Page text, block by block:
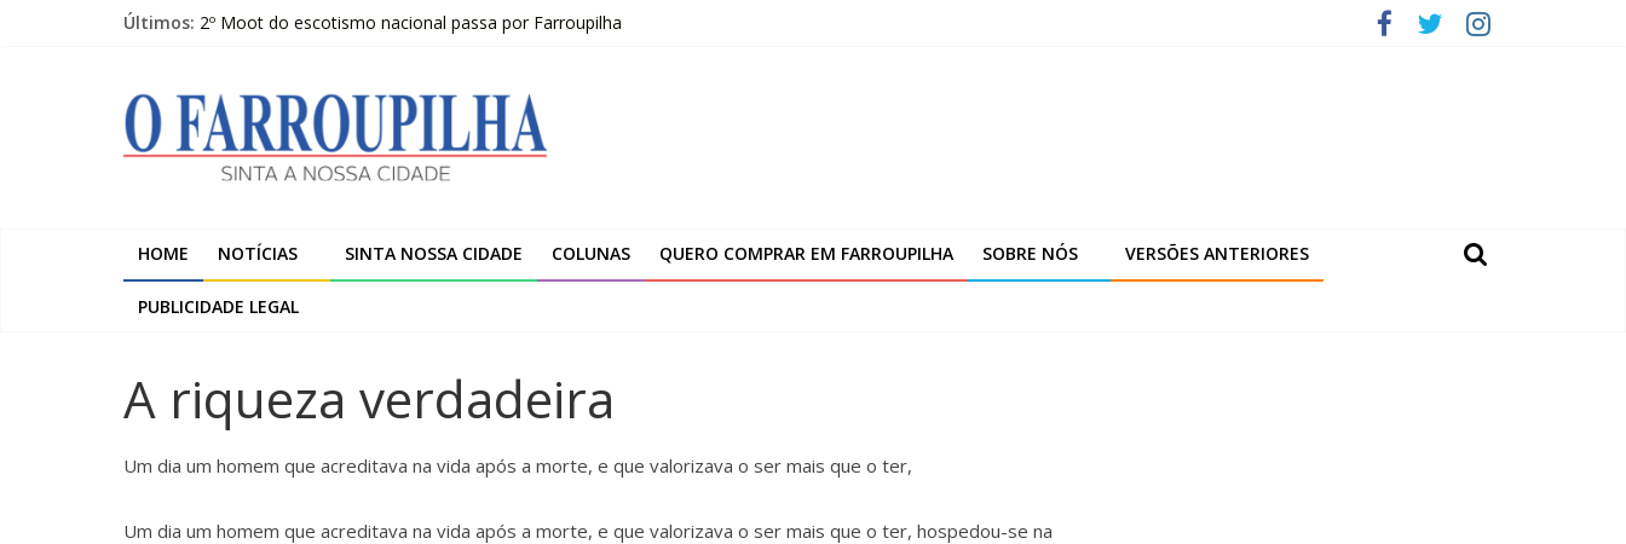
Últimos: 2º Moot do escotismo nacional passa por Farroupilha
Farroupilha recebe o 5º Festival de Inverno da Escola Pública de Música
Projeto do Moinhos de Vento ultrapassa 900 atendimentos a vítimas da enchente de 2024
O
Farroupilha
Nossa
Cidade
HOME NOTÍCIAS SINTA NOSSA CIDADE COLUNAS QUERO COMPRAR EM FARROUPILHA SOBRE NÓS VERSÕES ANTERIORES
PUBLICIDADE LEGAL
A riqueza verdadeira
Um dia um homem que acreditava na vida após a morte, e que valorizava o ser mais que o ter,
Um dia um homem que acreditava na vida após a morte, e que valorizava o ser mais que o ter, hospedou-se na